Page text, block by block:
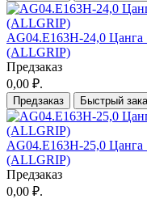
AG04.E163H-24,0 Цанга
(ALLGRIP)
Предзаказ
0,00 ₽.
Предзаказ Быстрый
AG04.E163H-25,0 Цанга
(ALLGRIP)
Предзаказ
0,00 ₽.